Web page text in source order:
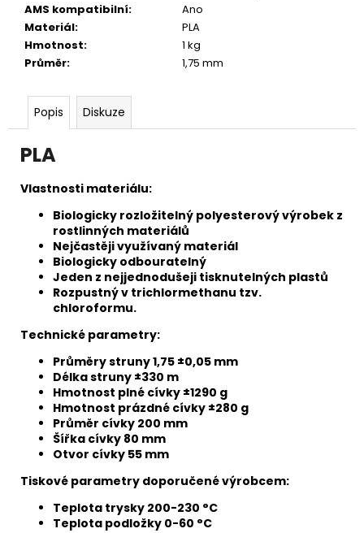
AMS kompatibilní:
Ano
Materiál:
PLA
Hmotnost:
1 kg
Průměr: 1,75 mm
Popis Diskuze
PLA
Vlastnosti materiálu:
Biologicky rozložitelný polyesterový výrobek z
rostlinných materiálů
Nejčastěji využívaný materiál
Biologicky odbouratelný
Jeden z nejjednodušeji tisknutelných plastů
Rozpustný v trichlormethanu tzv.
chloroformu.
Technické parametry:
Průměry struny 1,75 ±0,05 mm
Délka struny ±330 m
Hmotnost plné cívky ±1290 g
Hmotnost prázdné cívky ±280 g
Průměr cívky 200 mm
Šířka cívky 80 mm
Otvor cívky 55 mm
Tiskové parametry doporučené výrobcem:
Teplota trysky 200-230 °C
Teplota podložky 0-60 °C